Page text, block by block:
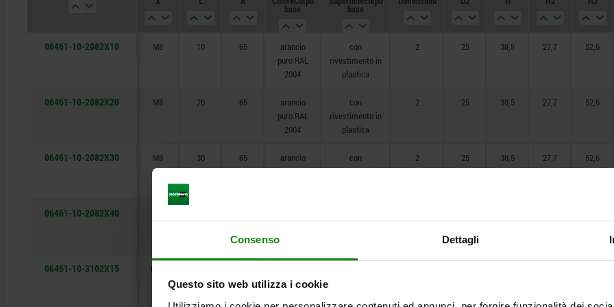
Consenso Dettagli
Questo sito web utilizza i cookie
base base
06461-10-2082X10 M8 10 65
arancio
puro RAL
2004
con
rivestimento in
plastica
2 25 38,5 27,7 52,6
06461-10-2082X20 M8 20 65
arancio
puro RAL
2004
con
rivestimento in
plastica
2 25 38,5 27,7 52,6
06461-10-2082X30 M8 30 65
arancio
puro RAL
con
rivestimento in
2 25 38,5 27,7 52,6
06461-10-2082X40
06461-10-3102X15 M10
puro RAL